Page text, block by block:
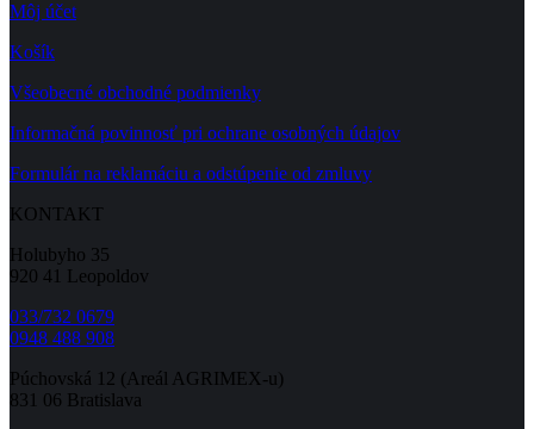
Môj účet
Košík
Všeobecné obchodné podmienky
Informačná povinnosť pri ochrane osobných údajov
Formulár na reklamáciu a odstúpenie od zmluvy
KONTAKT
Holubyho 35
920 41 Leopoldov
033/732 0679
0948 488 908
Púchovská 12 (Areál AGRIMEX-u)
831 06 Bratislava